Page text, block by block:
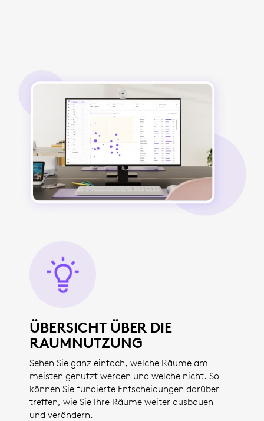
ÜBERSICHT ÜBER DIE
RAUMNUTZUNG
Sehen Sie ganz einfach, welche Räume am
meisten genutzt werden und welche nicht. So
können Sie fundierte Entscheidungen darüber
treffen, wie Sie Ihre Räume weiter ausbauen
und verändern.